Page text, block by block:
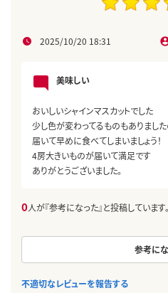
2025/10/20 18:31
美味しい
おいしいシャインマスカットでした
少し色が変わってるものもありまし
届いて早めに食べてしまいましょう！
4房大きいものが届いて満足です
ありがとうございました。
0人が『参考になった』と投稿しています。
参考に
不適切なレビューを報告する